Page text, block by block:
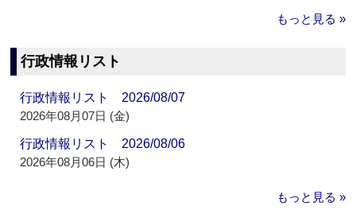
もっと見る »
行政情報リスト
行政情報リスト 2026/08/07
2026年08月07日 (金)
行政情報リスト 2026/08/06
2026年08月06日 (木)
もっと見る »